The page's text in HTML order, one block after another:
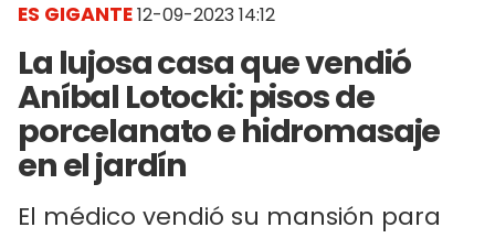
ES GIGANTE12-09-2023 14:12
La lujosa casa que vendió
Aníbal Lotocki: pisos de
porcelanato e hidromasaje
en el jardín
El médico vendió su mansión para